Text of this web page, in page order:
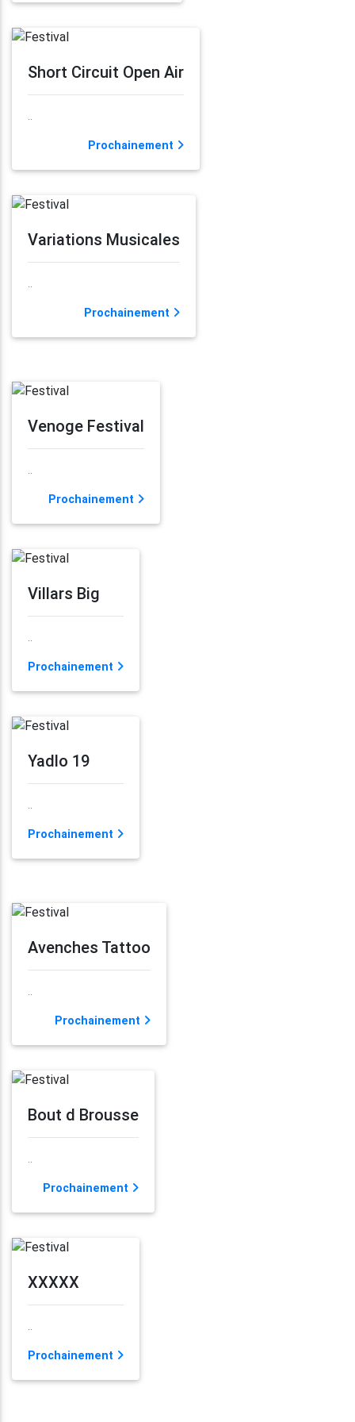
Short Circuit Open Air
..
Prochainement
Variations Musicales
..
Prochainement
Venoge Festival
..
Prochainement
Villars Big
..
Prochainement
Yadlo 19
..
Prochainement
Avenches Tattoo
..
Prochainement
Bout d Brousse
..
Prochainement
XXXXX
..
Prochainement